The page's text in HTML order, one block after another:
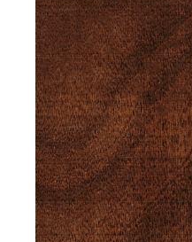
Встраиваемая техника
Малая бытовая
Климатическая